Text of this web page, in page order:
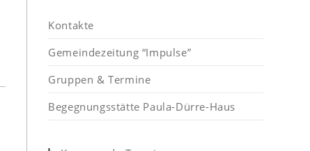
Kontakte
Gemeindezeitung “Impulse”
Gruppen & Termine
Begegnungsstätte Paula-Dürre-Haus